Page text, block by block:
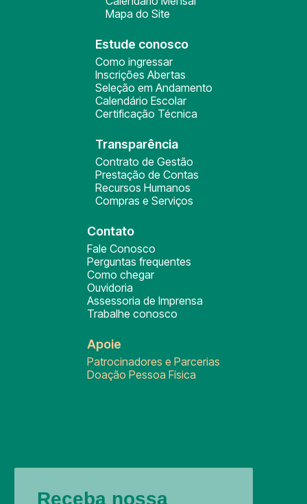
Mapa do Site
Estude conosco
Como ingressar
Inscrições Abertas
Seleção em Andamento
Calendário Escolar
Certificação Técnica
Transparência
Contrato de Gestão
Prestação de Contas
Recursos Humanos
Compras e Serviços
Contato
Fale Conosco
Perguntas frequentes
Como chegar
Ouvidoria
Assessoria de Imprensa
Trabalhe conosco
Apoie
Patrocinadores e Parcerias
Doação Pessoa Física